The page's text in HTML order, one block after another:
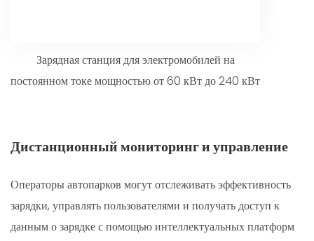
Зарядная станция для электромобилей на
постоянном токе мощностью от 60 кВт до 240 кВт
Дистанционный мониторинг и управление
Операторы автопарков могут отслеживать эффективность
зарядки, управлять пользователями и получать доступ к
данным о зарядке с помощью интеллектуальных платформ